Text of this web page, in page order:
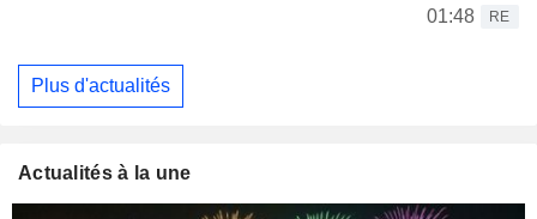
01:48
RE
Plus d'actualités
Actualités à la une